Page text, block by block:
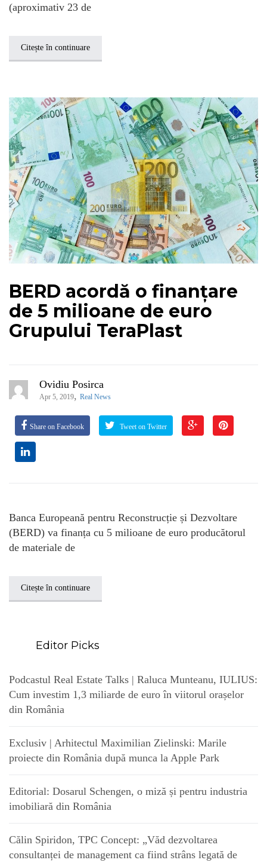
(aproximativ 23 de
Citește în continuare
BERD acordă o finanțare
de 5 milioane de euro
Grupului TeraPlast
Ovidiu Posirca
Apr 5, 2019, Real News
Share on Facebook Tweet on Twitter
Banca Europeană pentru Reconstrucție și Dezvoltare
(BERD) va finanța cu 5 milioane de euro producătorul
de materiale de
Citește în continuare
Editor Picks
Podcastul Real Estate Talks | Raluca Munteanu, IULIUS:
Cum investim 1,3 miliarde de euro în viitorul orașelor
din România
Exclusiv | Arhitectul Maximilian Zielinski: Marile
proiecte din România după munca la Apple Park
Editorial: Dosarul Schengen, o miză și pentru industria
imobiliară din România
Călin Spiridon, TPC Concept: „Văd dezvoltarea
consultanței de management ca fiind strâns legată de